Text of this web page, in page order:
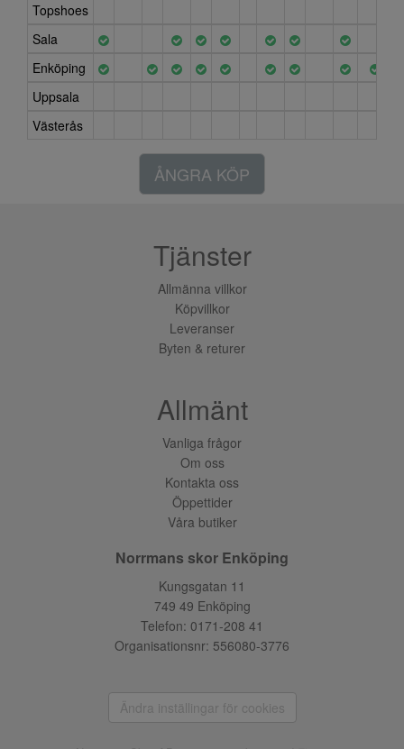
Topshoes
Sala
Enköping
Uppsala
Västerås
ÅNGRA KÖP
Tjänster
Allmänna villkor
Köpvillkor
Leveranser
Byten & returer
Allmänt
Vanliga frågor
Om oss
Kontakta oss
Öppettider
Våra butiker
Norrmans skor Enköping
Kungsgatan 11
749 49 Enköping
Telefon: 0171-208 41
Organisationsnr: 556080-3776
Ändra inställingar för cookies